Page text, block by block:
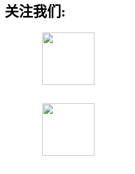
关注我们: